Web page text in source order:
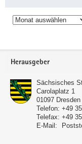
Archiv
Service
Herausgeber
Sächsisches
Carolaplatz 1
01097 Dresden
Telefon: +49
Telefax: +49
E-Mail: